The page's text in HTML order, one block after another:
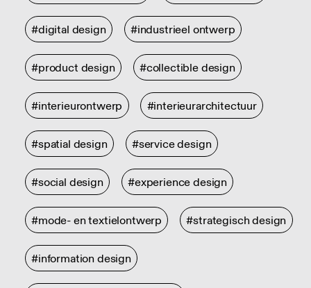
#digital design #industrieel ontwerp
#product design #collectible design
#interieurontwerp #interieurarchitectuur
#spatial design #service design
#social design #experience design
#mode- en textielontwerp #strategisch design
#information design